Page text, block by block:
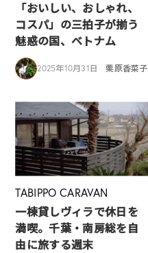
「おいしい、おしゃれ、
コスパ」の三拍子が揃う
魅惑の国、ベトナム
2025年10月31日 栗原香菜子
TABIPPO CARAVAN
一棟貸しヴィラで休日を
満喫。千葉・南房総を自
由に旅する週末